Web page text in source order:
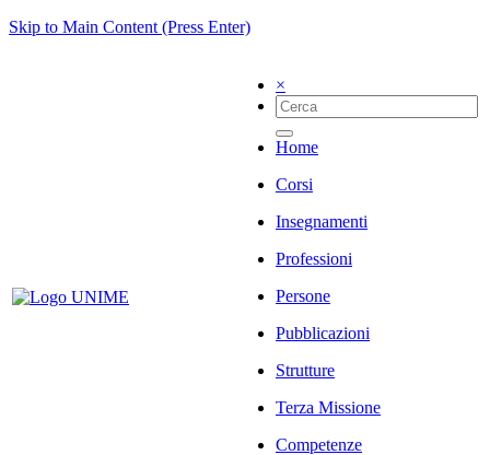
Skip to Main Content (Press Enter)
×
Home
Corsi
Insegnamenti
Professioni
Persone
Pubblicazioni
Strutture
Terza Missione
Competenze